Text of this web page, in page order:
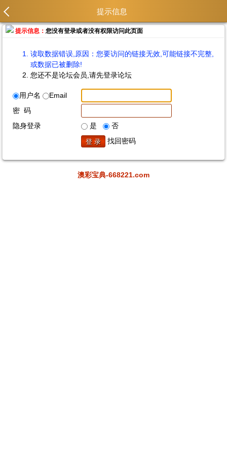
提示信息
提示信息：您没有登录或者没有权限访问此页面
读取数据错误,原因：您要访问的链接无效,可能链接不完整,
或数据已被删除!
您还不是论坛会员,请先登录论坛
用户名
Email
密 码
隐身登录
是
否
找回密码
澳彩宝典-668221.com